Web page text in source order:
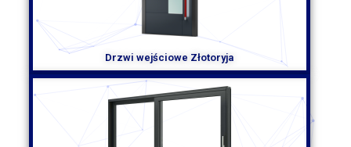
usług profesjonalnych firm, które zapewnią solidny montaż i
wysoką jakość produktu.
Drzwi wejściowe Złotoryja